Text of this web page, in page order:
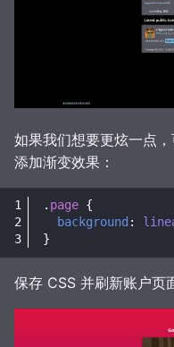
如果我们想要更炫一点
添加渐变效果：
. page {
background :
}
保存 CSS 并刷新账户页